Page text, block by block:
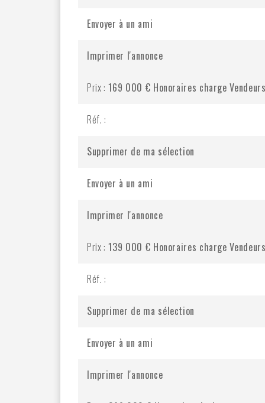
Envoyer à un ami
Imprimer l'annonce
Prix : 169 000 € Honoraires charge
Réf. :
Supprimer de ma sélection
Envoyer à un ami
Imprimer l'annonce
Prix : 139 000 € Honoraires charge
Réf. :
Supprimer de ma sélection
Envoyer à un ami
Imprimer l'annonce